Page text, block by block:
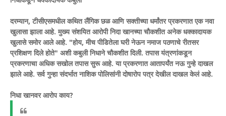
दरम्यान, टीसीएसमधील कथित लैंगिक छळ आणि सक्तीच्या धर्मांतर प्रकरणात एक नवा
खुलासा झाला आहे. मुख्य संशयित आरोपी निदा खानच्या चौकशीत अनेक धक्कादायक
खुलासे समोर आले आहे. "होय, मीच पीडितेला घरी नेऊन नमाज पठणाचे रीतसर
प्रशिक्षण दिले होते" अशी कबुली निधाने चौकशीत दिली. तपास यंत्रणांकडून
प्रकरणाचा अधिक सखोल तपास सुरू आहे. या प्रकरणात आतापर्यंत नऊ गुन्हे दाखल
झाले आहे. सर्व गुन्हा संदर्भात नाशिक पोलिसांनी दोषारोप पत्र देखील दाखल केलं आहे.
निधा खानवर आरोप काय?